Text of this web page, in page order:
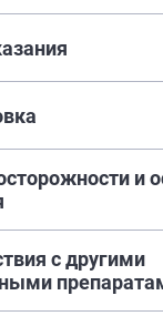
и
с другими